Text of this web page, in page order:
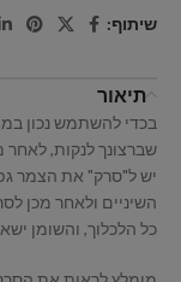
שיתוף:
תיאור
בכדי להשתמש נכון
שברצונך לנקות,
יש ל"סרק" את הצמר
השיניים ולאחר מכן
כל הלכלוך, והשומן